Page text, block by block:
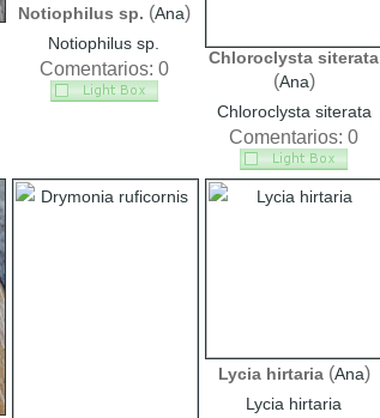
Notiophilus sp. (Ana)
Notiophilus sp.
Comentarios: 0
Chloroclysta siterata
(Ana)
Chloroclysta siterata
Comentarios: 0
Lycia hirtaria(Ana)
Lycia hirtaria